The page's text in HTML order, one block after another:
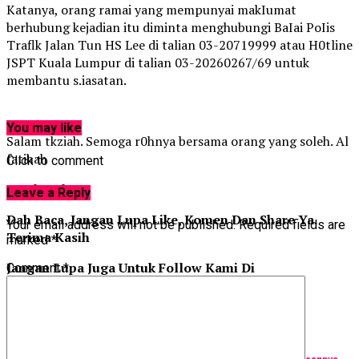
Katanya, orang ramai yang mempunyai makIumat
berhubung kejadian itu diminta menghubungi BaIai PoIis
Traflk Jalan Tun HS Lee di talian 03-20719999 atau H0tline
JSPT Kuala Lumpur di talian 03-20260267/69 untuk
membantu s.iasatan.
Salam tkziah. Semoga r0hnya bersama orang yang soleh. Al
fatihah
Sumber: hm
Dah Baca, Jangan Lupa Like, Komen Dan Share Ya.
Terima Kasih
Jangan Lupa Juga Untuk Follow Kami Di
You may like
Click to comment
Leave a Reply
Your email address will not be published. Required fields are
marked*
Comment*